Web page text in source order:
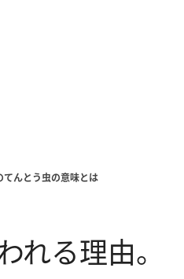
てんとう虫の意味とは
れる理由。